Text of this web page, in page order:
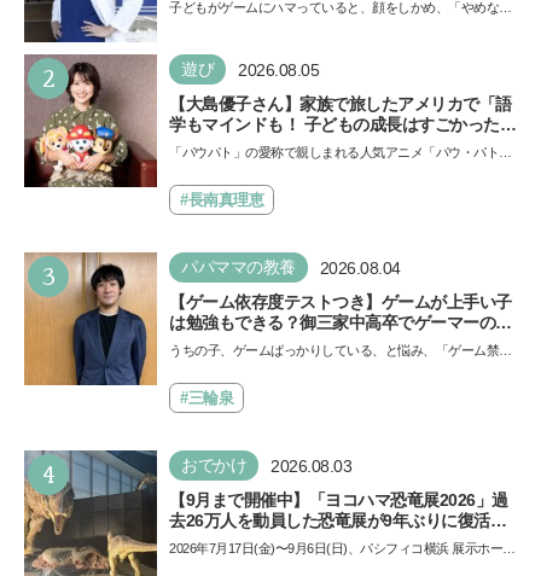
子どもがゲームにハマっていると、顔をしかめ、「やめなさ
い…
2 遊び 2026.08.05
【大島優子さん】家族で旅したアメリカで「語
学もマインドも！ 子どもの成長はすごかった」
声優をつとめた映画『パウ・パトロール ザ・ダ
できると子どもに知ってほしい
「パウパト」の愛称で親しまれる人気アニメ「パウ・パトロ
ザ…#長南真理恵
3 パパママの教養 2026.08.04
【ゲーム依存度テストつき】ゲームが上手い子
は勉強もできる？御三家中高卒でゲーマーの医
師・阿部智史さんが教えるゲームしながら受験
うちの子、ゲームばっかりしている、と悩み、「ゲーム禁
も…#三輪泉
4 おでかけ 2026.08.03
【9月まで開催中】「ヨコハマ恐竜展2026」過
去26万人を動員した恐竜展が9年ぶりに復活！
夏休みのおでかけで楽しむポイントを完全ガイ
2026年7月17日(金)〜9月6日(日)、パシフィコ横浜 展示ホール